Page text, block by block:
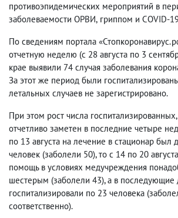
противоэпидемических мероприятий в
заболеваемости ОРВИ, гриппом и COVID-
По сведениям портала
отчетную неделю (с 28 августа по 3
крае выявили 74 случая заболевания
За этот же период были
летальных случаев не зарегистрировано.
При этом рост числа госпитализированных,
отчетливо заметен в последние четыре
по 13 августа на лечение в стационар был
человек (заболели 50), то с 14 по 20
помощь в условиях медучреждения
шестерым (заболели 43), а в последующие
госпитализировали по 23 человека (
соответственно).